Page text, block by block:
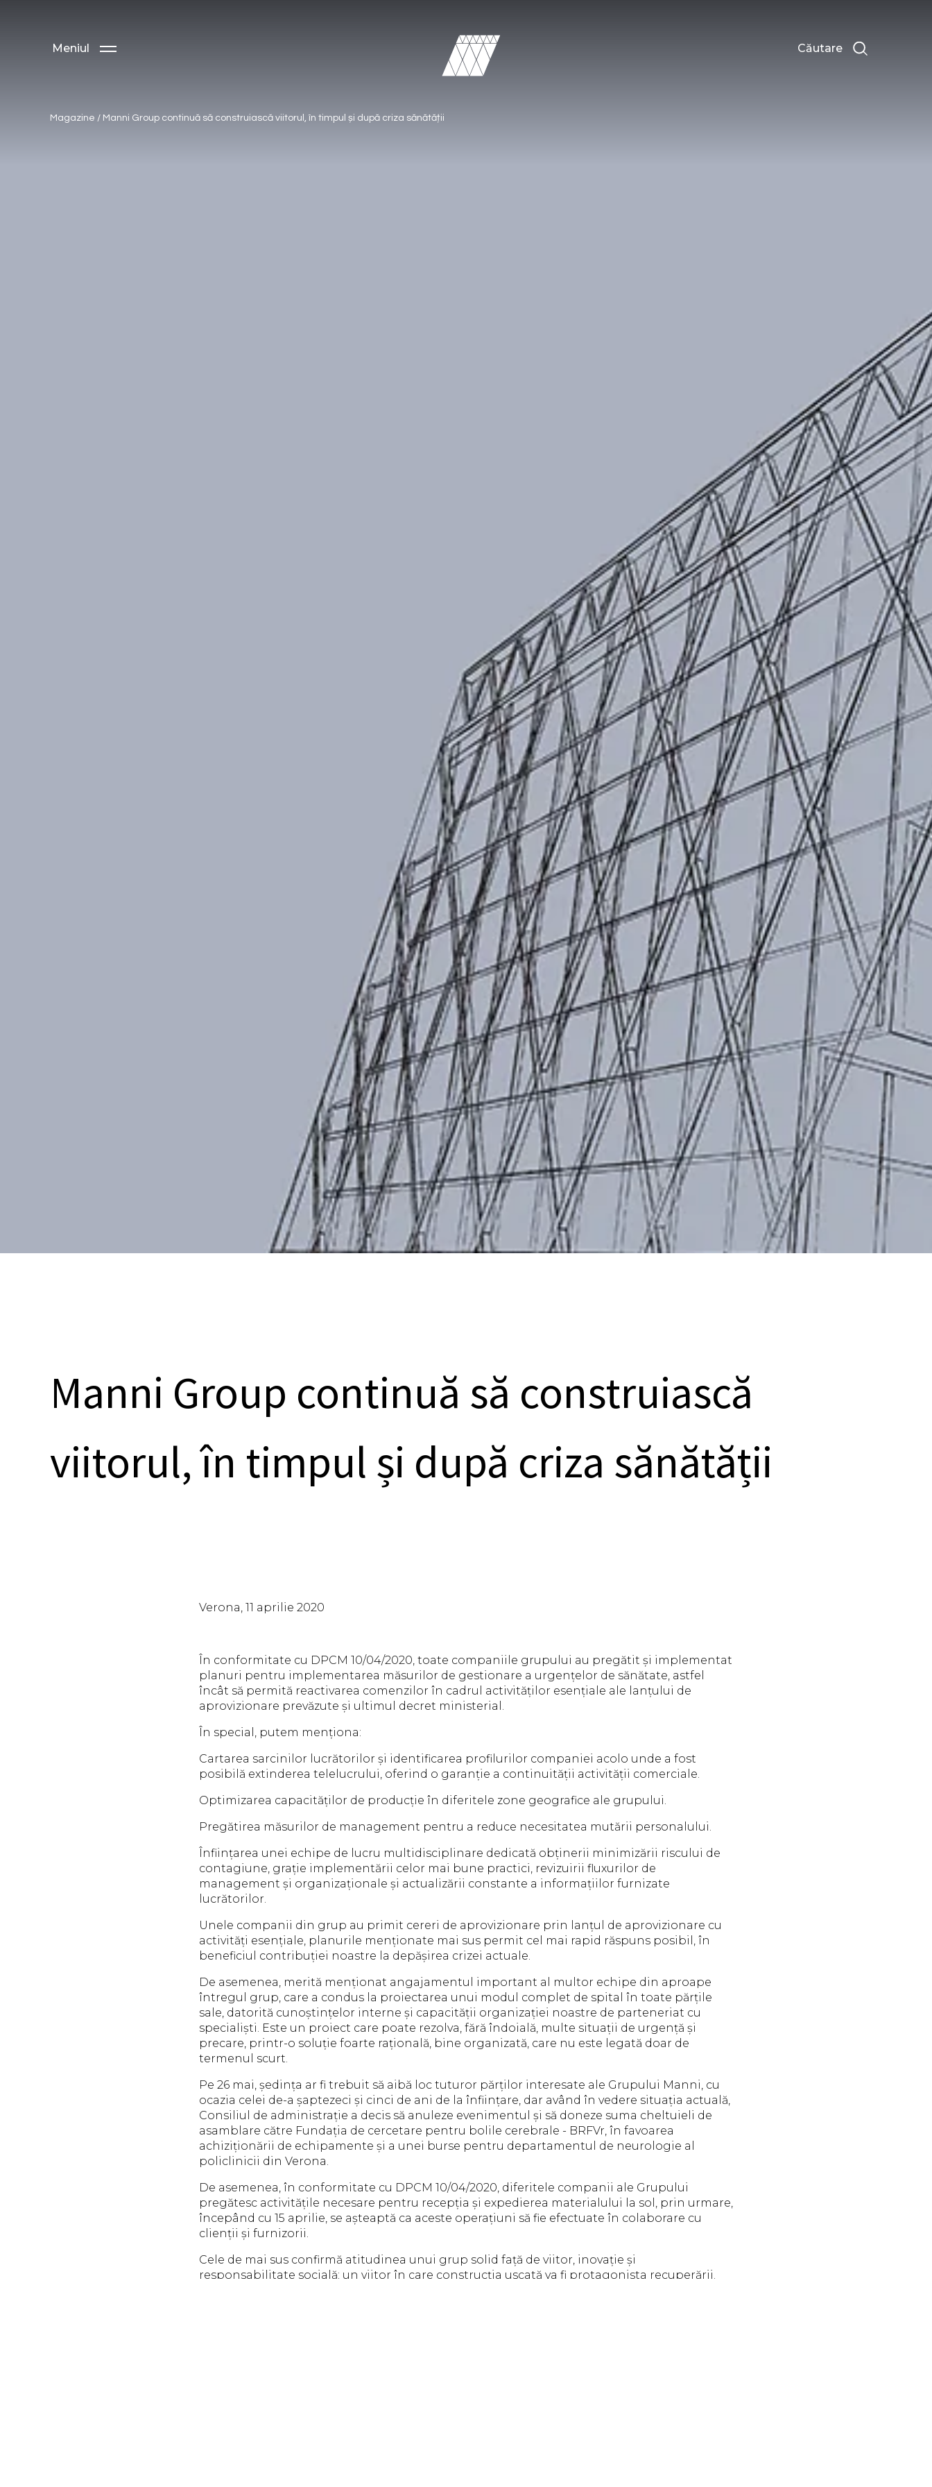
Meniul Căutare
Magazine / Manni Group continuă să construiască viitorul, în timpul și după criza sănătății
Manni Group continuă să construiască
viitorul, în timpul și după criza sănătății
Verona, 11 aprilie 2020
În conformitate cu DPCM 10/04/2020, toate companiile grupului au pregătit și implementat
planuri pentru implementarea măsurilor de gestionare a urgențelor de sănătate, astfel
încât să permită reactivarea comenzilor în cadrul activităților esențiale ale lanțului de
aprovizionare prevăzute și ultimul decret ministerial.
În special, putem menționa:
Cartarea sarcinilor lucrătorilor și identificarea profilurilor companiei acolo unde a fost
posibilă extinderea telelucrului, oferind o garanție a continuității activității comerciale.
Optimizarea capacităților de producție în diferitele zone geografice ale grupului.
Pregătirea măsurilor de management pentru a reduce necesitatea mutării personalului.
Înființarea unei echipe de lucru multidisciplinare dedicată obținerii minimizării riscului de
contagiune, grație implementării celor mai bune practici, revizuirii fluxurilor de
management și organizaționale și actualizării constante a informațiilor furnizate
lucrătorilor.
Unele companii din grup au primit cereri de aprovizionare prin lanțul de aprovizionare cu
activități esențiale, planurile menționate mai sus permit cel mai rapid răspuns posibil, în
beneficiul contribuției noastre la depășirea crizei actuale.
De asemenea, merită menționat angajamentul important al multor echipe din aproape
întregul grup, care a condus la proiectarea unui modul complet de spital în toate părțile
sale, datorită cunoștințelor interne și capacității organizației noastre de parteneriat cu
specialiști. Este un proiect care poate rezolva, fără îndoială, multe situații de urgență și
precare, printr-o soluție foarte rațională, bine organizată, care nu este legată doar de
termenul scurt.
Pe 26 mai, ședința ar fi trebuit să aibă loc tuturor părților interesate ale Grupului Manni, cu
ocazia celei de-a șaptezeci și cinci de ani de la înființare, dar având în vedere situația actuală,
Consiliul de administrație a decis să anuleze evenimentul și să doneze suma cheltuieli de
asamblare către Fundația de cercetare pentru bolile cerebrale - BRFVr, în favoarea
achiziționării de echipamente și a unei burse pentru departamentul de neurologie al
policlinicii din Verona.
De asemenea, în conformitate cu DPCM 10/04/2020, diferitele companii ale Grupului
pregătesc activitățile necesare pentru recepția și expedierea materialului la sol, prin urmare,
începând cu 15 aprilie, se așteaptă ca aceste operațiuni să fie efectuate în colaborare cu
clienții și furnizorii.
Cele de mai sus confirmă atitudinea unui grup solid față de viitor, inovație și
responsabilitate socială; un viitor în care construcția uscată va fi protagonista recuperării.